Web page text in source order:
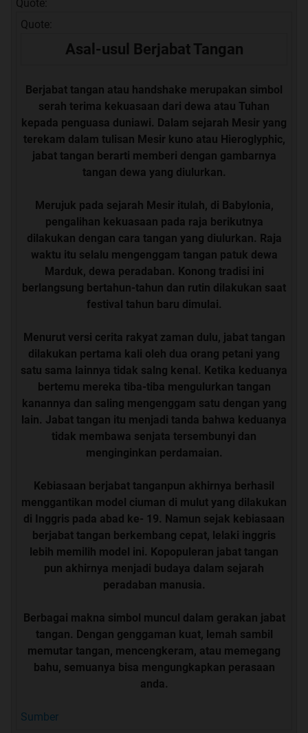
Quote:
Quote:
Asal-usul Berjabat Tangan
Berjabat tangan atau handshake merupakan simbol
serah terima kekuasaan dari dewa atau Tuhan
kepada penguasa duniawi. Dalam sejarah Mesir yang
terekam dalam tulisan Mesir kuno atau Hieroglyphic,
jabat tangan berarti memberi dengan gambarnya
tangan dewa yang diulurkan.
Merujuk pada sejarah Mesir itulah, di Babylonia,
pengalihan kekuasaan pada raja berikutnya
dilakukan dengan cara tangan yang diulurkan. Raja
waktu itu selalu mengenggam tangan patuk dewa
Marduk, dewa peradaban. Konong tradisi ini
berlangsung bertahun-tahun dan rutin dilakukan saat
festival tahun baru dimulai.
Menurut versi cerita rakyat zaman dulu, jabat tangan
dilakukan pertama kali oleh dua orang petani yang
satu sama lainnya tidak salng kenal. Ketika keduanya
bertemu mereka tiba-tiba mengulurkan tangan
kanannya dan saling mengenggam satu dengan yang
lain. Jabat tangan itu menjadi tanda bahwa keduanya
tidak membawa senjata tersembunyi dan
menginginkan perdamaian.
Kebiasaan berjabat tanganpun akhirnya berhasil
menggantikan model ciuman di mulut yang dilakukan
di Inggris pada abad ke- 19. Namun sejak kebiasaan
berjabat tangan berkembang cepat, lelaki inggris
lebih memilih model ini. Kopopuleran jabat tangan
pun akhirnya menjadi budaya dalam sejarah
peradaban manusia.
Berbagai makna simbol muncul dalam gerakan jabat
tangan. Dengan genggaman kuat, lemah sambil
memutar tangan, mencengkeram, atau memegang
bahu, semuanya bisa mengungkapkan perasaan
anda.
Sumber